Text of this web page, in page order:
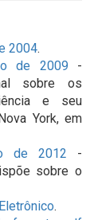
2004.
de 2009 -
sobre os
e seu
York, em
de 2012 -
sobre o
.